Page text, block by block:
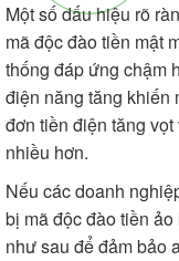
Một số dấu hiệu rõ
mã độc đào tiền mật
thống đáp ứng chậm
điện năng tăng khiến
đơn tiền điện tăng
nhiều hơn.
Nếu các doanh
bị mã độc đào tiền
như sau để đảm bảo